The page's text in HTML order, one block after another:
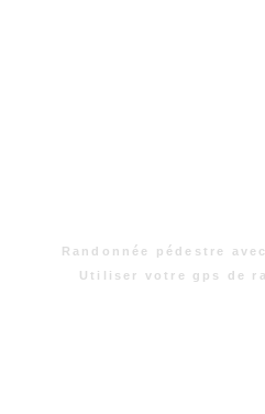
Randonnée pédestre
Utiliser votre gps de